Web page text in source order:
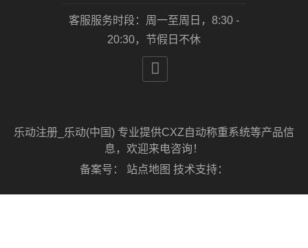
客服服务时段：周一至周日，8:30 -
20:30，节假日不休

乐动注册_乐动(中国) 专业提供CXZ自动称重系统等产品信
息，欢迎来电咨询！
备案号： 站点地图 技术支持：